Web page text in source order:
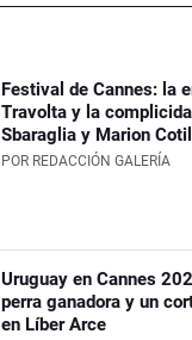
Festival de Cannes: la
Travolta y la
Sbaraglia y Marion
POR REDACCIÓN GALERÍA
Uruguay en Cannes
perra ganadora y un
en Líber Arce